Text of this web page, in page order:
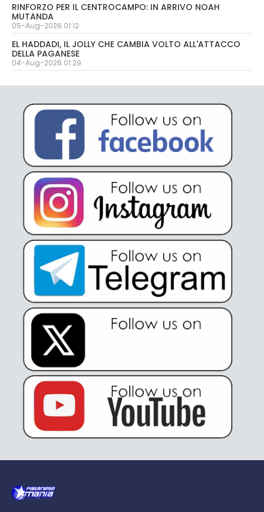
RINFORZO PER IL CENTROCAMPO: IN ARRIVO NOAH
MUTANDA
05-Aug-2026 01:12
EL HADDADI, IL JOLLY CHE CAMBIA VOLTO ALL'ATTACCO
DELLA PAGANESE
04-Aug-2026 01:29